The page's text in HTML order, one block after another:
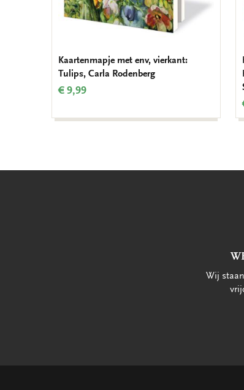
Kaartenmapje met env, vierkant:
Tulips, Carla Rodenberg
€ 9,99
Wij